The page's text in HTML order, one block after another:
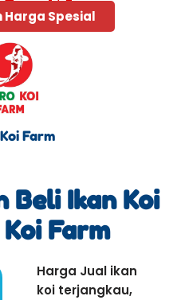
Harga Spesial
Farm
Beli Ikan Koi
Farm
Harga Jual ikan
koi terjangkau,